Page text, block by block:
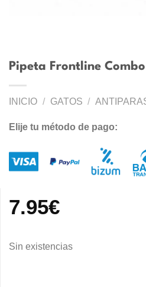
Pipeta Frontline
INICIO / GATOS /
Elije tu método de pago:
7.95€
Sin existencias